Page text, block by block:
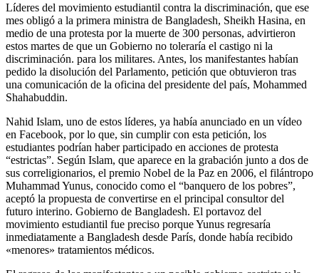
Líderes del movimiento estudiantil contra la discriminación, que ese
mes obligó a la primera ministra de Bangladesh, Sheikh Hasina, en
medio de una protesta por la muerte de 300 personas, advirtieron
estos martes de que un Gobierno no toleraría el castigo ni la
discriminación. para los militares. Antes, los manifestantes habían
pedido la disolución del Parlamento, petición que obtuvieron tras
una comunicación de la oficina del presidente del país, Mohammed
Shahabuddin.
Nahid Islam, uno de estos líderes, ya había anunciado en un vídeo
en Facebook, por lo que, sin cumplir con esta petición, los
estudiantes podrían haber participado en acciones de protesta
“estrictas”. Según Islam, que aparece en la grabación junto a dos de
sus correligionarios, el premio Nobel de la Paz en 2006, el filántropo
Muhammad Yunus, conocido como el “banquero de los pobres”,
aceptó la propuesta de convertirse en el principal consultor del
futuro interino. Gobierno de Bangladesh. El portavoz del
movimiento estudiantil fue preciso porque Yunus regresaría
inmediatamente a Bangladesh desde París, donde había recibido
«menores» tratamientos médicos.